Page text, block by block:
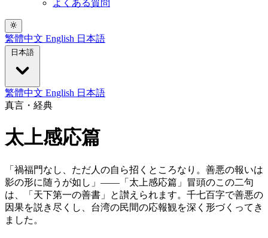
よくある質問
繁體中文 English 日本語
日本語
繁體中文 English 日本語
真言・経典
太上感応篇
「禍福門なし、ただ人の自ら招くところなり。善悪の報いは
影の形に随うが如し」——「太上感応篇」冒頭のこの二句
は、「天下第一の善書」と讃えられます。千七百字で善悪の
因果を説き尽くし、台湾の民間の応報観を深く形づくってき
ました。